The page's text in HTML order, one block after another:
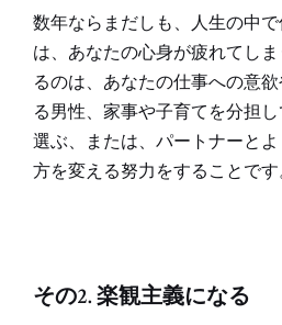
数年ならまだしも、人生の中
は、あなたの心身が疲れてし
るのは、あなたの仕事への意
る男性、家事や子育てを分担
選ぶ、または、パートナーと
方を変える努力をすることです
その2. 楽観主義になる